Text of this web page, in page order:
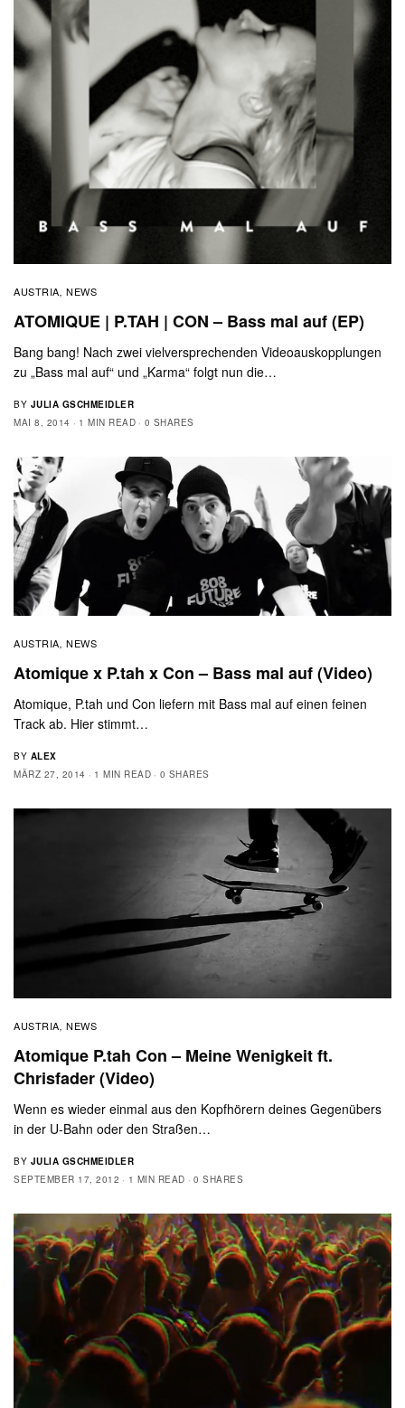
AUSTRIA, NEWS
ATOMIQUE | P.TAH | CON – Bass mal auf (EP)
Bang bang! Nach zwei vielversprechenden Videoauskopplungen
zu „Bass mal auf“ und „Karma“ folgt nun die…
BY JULIA GSCHMEIDLER
MAI 8, 2014
1 MIN READ 0 SHARES
AUSTRIA, NEWS
Atomique x P.tah x Con – Bass mal auf (Video)
Atomique, P.tah und Con liefern mit Bass mal auf einen feinen
Track ab. Hier stimmt…
BY ALEX
MÄRZ 27, 2014
1 MIN READ 0 SHARES
AUSTRIA, NEWS
Atomique P.tah Con – Meine Wenigkeit ft.
Chrisfader (Video)
Wenn es wieder einmal aus den Kopfhörern deines Gegenübers
in der U-Bahn oder den Straßen…
BY JULIA GSCHMEIDLER
SEPTEMBER 17, 2012
1 MIN READ 0 SHARES